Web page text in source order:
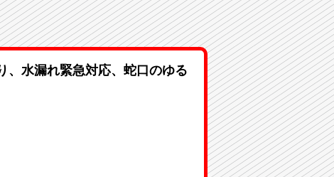
、水漏れ緊急対応、蛇口のゆる